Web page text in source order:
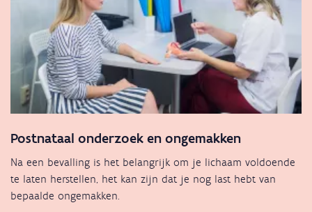
Postnataal onderzoek en ongemakken
Na een bevalling is het belangrijk om je lichaam voldoende
te laten herstellen, het kan zijn dat je nog last hebt van
bepaalde ongemakken.